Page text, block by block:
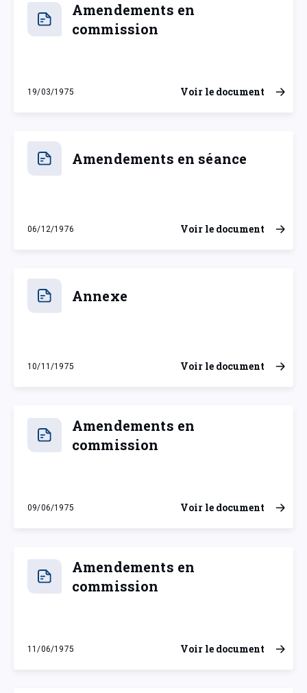
Amendements en
commission
19/03/1975
mercredi 19 mars 1975
Voir le document
Amendements en séance
06/12/1976
lundi 6 décembre 1976
Voir le document
Annexe
10/11/1975
lundi 10 novembre 1975
Voir le document
Amendements en
commission
09/06/1975
lundi 9 juin 1975
Voir le document
Amendements en
commission
11/06/1975
mercredi 11 juin 1975
Voir le document